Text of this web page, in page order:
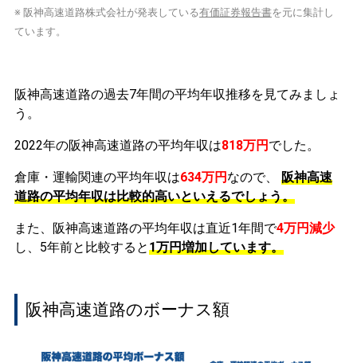
※ 阪神高速道路株式会社が発表している有価証券報告書を元に集計し
ています。
阪神高速道路の過去7年間の平均年収推移を見てみましょ
う。
2022年の阪神高速道路の平均年収は818万円 でした。
倉庫・運輸関連の平均年収は634万円 なので、
阪神高速
道路の平均年収は比較的高いといえるでしょう。
また、阪神高速道路の平均年収は直近1年間で4万円減少
し、5年前と比較すると1万円増加しています。
阪神高速道路のボーナス額